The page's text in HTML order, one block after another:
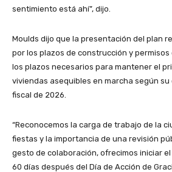
sentimiento está ahí”, dijo.
Moulds dijo que la presentación del plan
por los plazos de construcción y
los plazos necesarios para mantener el
viviendas asequibles en marcha según
fiscal de 2026.
“Reconocemos la carga de trabajo de la
fiestas y la importancia de una revisión
gesto de colaboración, ofrecimos iniciar
60 días después del Día de Acción de